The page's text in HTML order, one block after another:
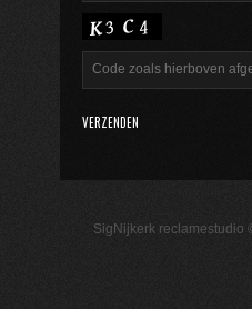
SigNijkerk reclamestudio